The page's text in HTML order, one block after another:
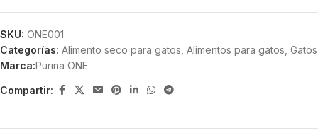
SKU: ONE001
Categorías: Alimento seco para gatos Alimentos para gatos Gatos
Marca:Purina ONE
Compartir: